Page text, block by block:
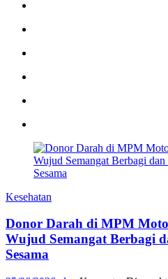
Kesehatan
Donor Darah di MPM
Wujud Semangat Berbagi
Sesama